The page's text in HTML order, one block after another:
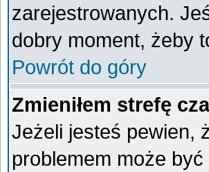
zarejestrowanych.
dobry moment, żeby
Powrót do góry
Zmieniłem strefę
Jeżeli jesteś pewien,
problemem może